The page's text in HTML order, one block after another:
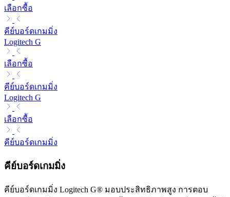
เลือกซื้อ
คีย์บอร์ดเกมมิ่ง
Logitech G
เลือกซื้อ
คีย์บอร์ดเกมมิ่ง
Logitech G
เลือกซื้อ
คีย์บอร์ดเกมมิ่ง
คีย์บอร์ดเกมมิ่ง
คีย์บอร์ดเกมมิ่ง Logitech G® มอบประสิทธิภาพสูง การตอบ